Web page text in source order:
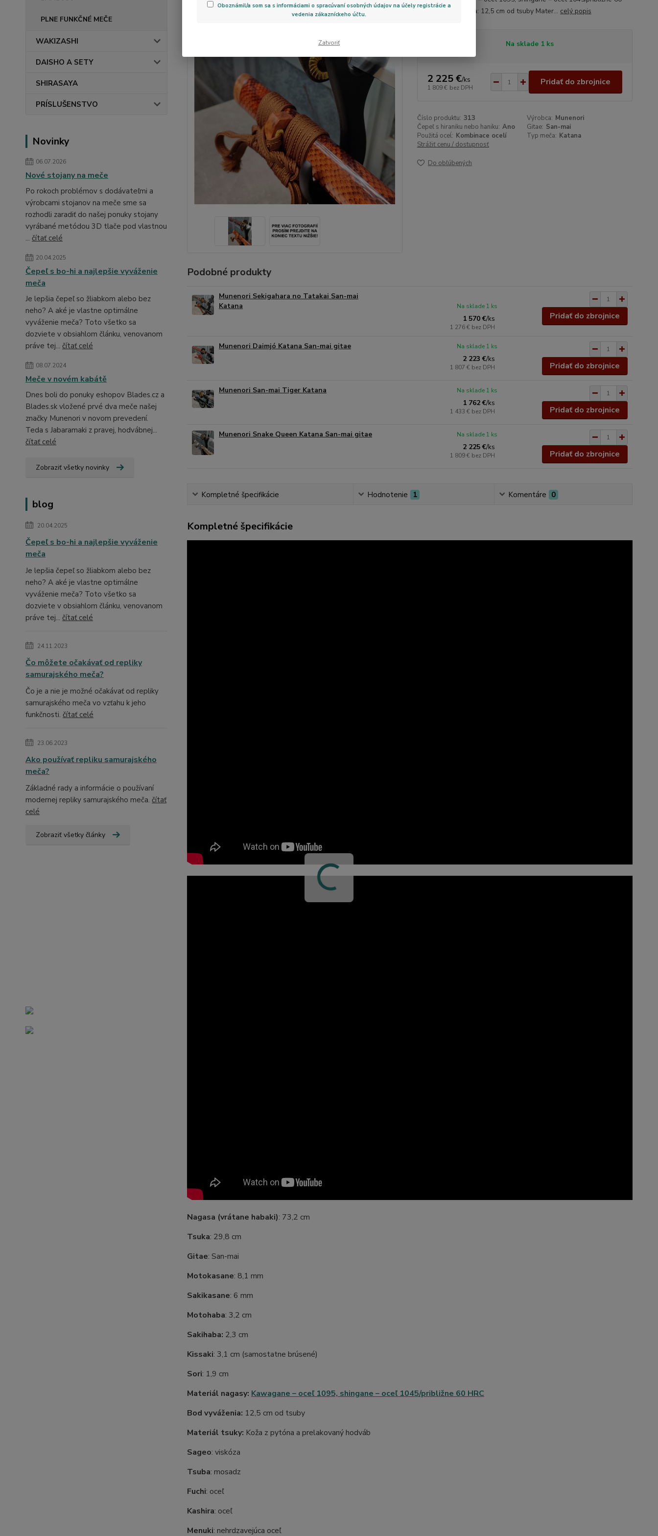
PLNE FUNKČNÉ MEČE
WAKIZASHI
DAISHO A SETY
SHIRASAYA
PRÍSLUŠENSTVO
Novinky
06.07.2026
Nové stojany na meče
Po rokoch problémov s dodávateľmi a
výrobcami stojanov na meče sme sa
rozhodli zaradiť do našej ponuky stojany
vyrábané metódou 3D tlače pod vlastnou
... čítať celé
20.04.2025
Čepeľ s bo-hi a najlepšie vyváženie
meča
Je lepšia čepeľ so žliabkom alebo bez
neho? A aké je vlastne optimálne
vyváženie meča? Toto všetko sa
dozviete v obsiahlom článku, venovanom
práve tej... čítať celé
08.07.2024
Meče v novém kabátě
Dnes boli do ponuky eshopov Blades.cz a
Blades.sk vložené prvé dva meče našej
značky Munenori v novom prevedení.
Teda s Jabaramaki z pravej, hodvábnej...
čítať celé
Zobraziť všetky novinky
blog
20.04.2025
Čepeľ s bo-hi a najlepšie vyváženie
meča
Je lepšia čepeľ so žliabkom alebo bez
neho? A aké je vlastne optimálne
vyváženie meča? Toto všetko sa
dozviete v obsiahlom článku, venovanom
práve tej... čítať celé
24.11.2023
Čo môžete očakávať od repliky
samurajského meča?
Čo je a nie je možné očakávať od repliky
samurajského meča vo vzťahu k jeho
funkčnosti. čítať celé
23.06.2023
Ako používať repliku samurajského
meča?
Základné rady a informácie o používaní
modernej repliky samurajského meča. čítať
celé
Zobraziť všetky články
HRC Bod vyváženia: 12,5 cm od tsuby Mater... celý popis
Na sklade 1 ks
2 225 €/ks
1 809 € bez DPH
Pridať do zbrojnice
Číslo produktu: 313 Výrobca: Munenori
Čepeľ s hiraniku nebo haniku: Ano Gitae: San-mai
Použitá oceĺ: Kombinace ocelí Typ meča: Katana
Strážiť cenu / dostupnosť
Do obľúbených
Podobné produkty
Munenori Sekigahara no Tatakai San-mai
Katana
1 570 €/ks
1 276 € bez DPH
Na sklade 1 ks
Pridať do zbrojnice
Munenori Daimjó Katana San-mai gitae
2 223 €/ks
1 807 € bez DPH
Na sklade 1 ks
Pridať do zbrojnice
Munenori San-mai Tiger Katana
1 762 €/ks
1 433 € bez DPH
Na sklade 1 ks
Pridať do zbrojnice
Munenori Snake Queen Katana San-mai gitae
2 225 €/ks
1 809 € bez DPH
Na sklade 1 ks
Pridať do zbrojnice
Kompletné špecifikácie Hodnotenie 1 Komentáre 0
Kompletné špecifikácie
Nagasa (vrátane habaki): 73,2 cm
Tsuka: 29,8 cm
Gitae: San-mai
Motokasane: 8,1 mm
Sakikasane: 6 mm
Motohaba: 3,2 cm
Sakihaba: 2,3 cm
Kissaki: 3,1 cm (samostatne brúsené)
Sori: 1,9 cm
Materiál nagasy: Kawagane – oceľ 1095, shingane – oceľ 1045/približne 60 HRC
Bod vyváženia: 12,5 cm od tsuby
Materiál tsuky: Koža z pytóna a prelakovaný hodváb
Sageo: viskóza
Tsuba: mosadz
Fuchi: oceľ
Kashira: oceľ
Menuki: nehrdzavejúca oceľ
Oboznámil/a som sa s informáciami o spracúvaní osobných údajov na účely registrácie a
vedenia zákazníckeho účtu.
Zatvoriť